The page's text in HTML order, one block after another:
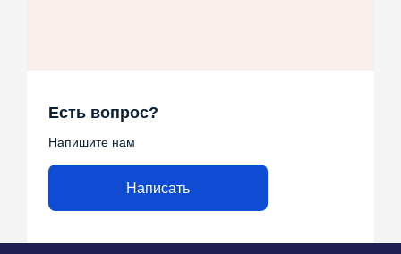
Есть вопрос?
Напишите нам
Написать